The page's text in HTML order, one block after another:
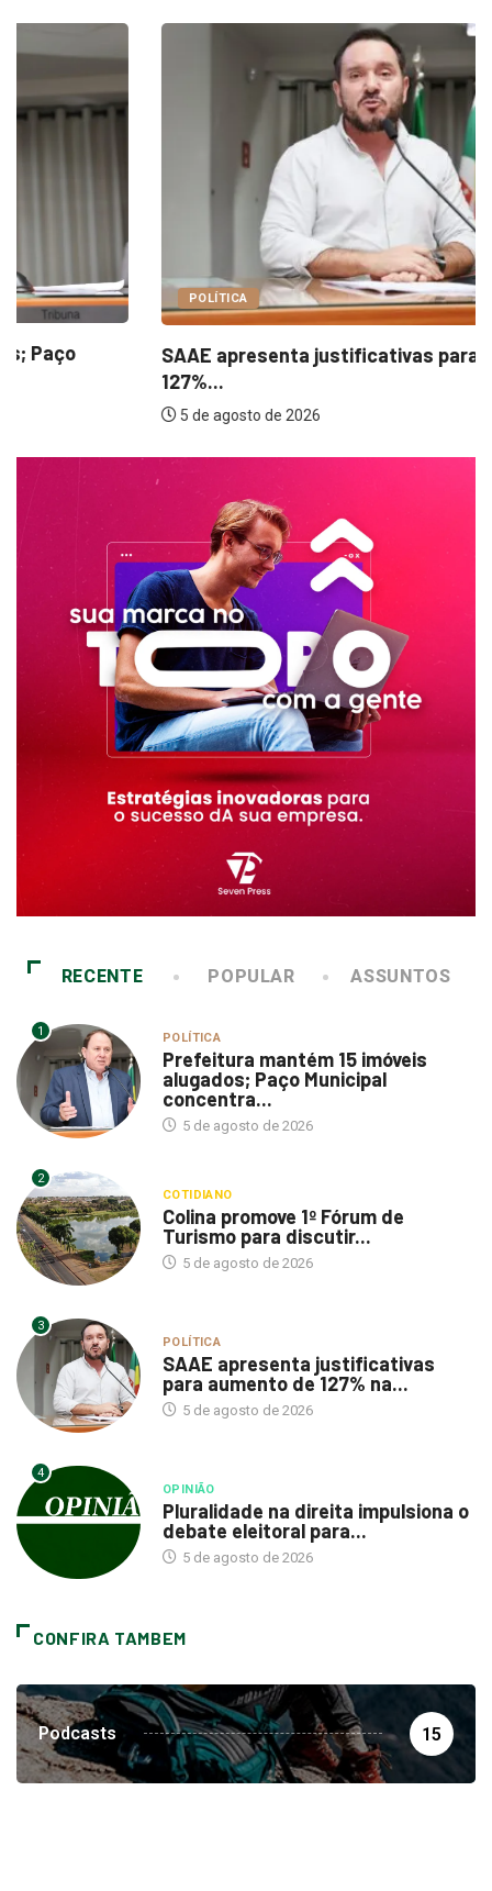
POLÍTICA
SAAE apresenta justificativas para aumento de
5 de agosto de 2026
RECENTE POPULAR ASSUNTOS
1 POLÍTICA
Prefeitura mantém 15 imóveis
alugados; Paço Municipal
concentra...
5 de agosto de 2026
2
COTIDIANO
Colina promove 1º Fórum de
Turismo para discutir...
5 de agosto de 2026
3
POLÍTICA
SAAE apresenta justificativas
para aumento de 127% na...
5 de agosto de 2026
4
OPINIÃO
Pluralidade na direita impulsiona o
debate eleitoral para...
5 de agosto de 2026
CONFIRA TAMBEM
Podcasts 15